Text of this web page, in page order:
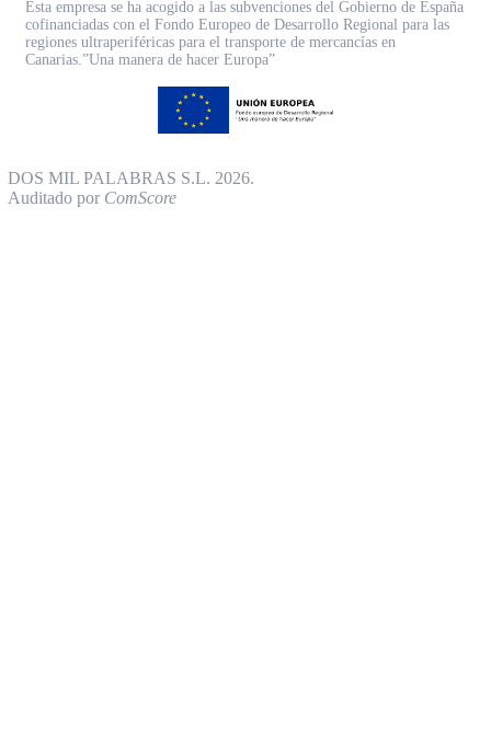
Esta empresa se ha acogido a las subvenciones del Gobierno de España
cofinanciadas con el Fondo Europeo de Desarrollo Regional para las
regiones ultraperiféricas para el transporte de mercancías en
Canarias.”Una manera de hacer Europa”
DOS MIL PALABRAS S.L. 2026.
Auditado por ComScore